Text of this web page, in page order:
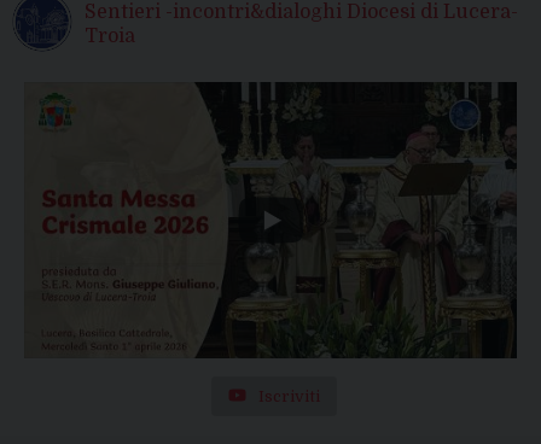
Sentieri -incontri&dialoghi Diocesi di Lucera-
Troia
Iscriviti